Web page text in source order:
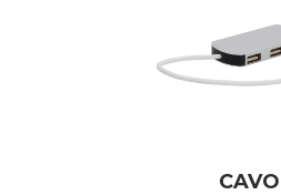
CAVO